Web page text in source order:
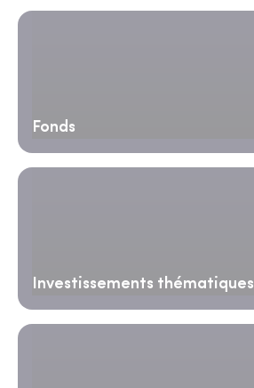
Fonds
Investissements thématiques